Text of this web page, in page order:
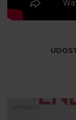
WYWIAD